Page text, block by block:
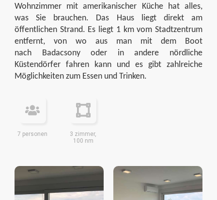
Wohnzimmer mit amerikanischer Küche hat alles,
was Sie brauchen. Das Haus liegt direkt am
öffentlichen Strand. Es liegt 1 km vom Stadtzentrum
entfernt, von wo aus man mit dem Boot
nach Badacsonyoder in andere nördliche
Küstendörfer fahren kann und es gibt zahlreiche
Möglichkeiten zum Essen und Trinken.
7 personen
3 zimmer,
100 nm